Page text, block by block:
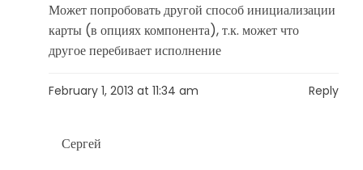
Может попробовать другой способ инициализации
карты (в опциях компонента), т.к. может что
другое перебивает исполнение
February 1, 2013 at 11:34 am Reply
Сергей